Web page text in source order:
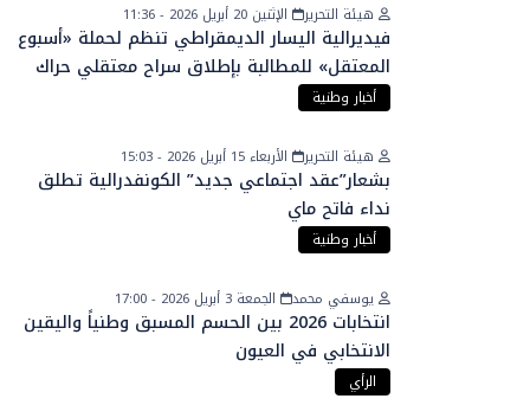
هيئة التحرير الإثنين 20 أبريل 2026 - 11:36
فيديرالية اليسار الديمقراطي تنظم لحملة «أسبوع
المعتقل» للمطالبة بإطلاق سراح معتقلي حراك
الريف
أخبار وطنية
هيئة التحرير الأربعاء 15 أبريل 2026 - 15:03
بشعار”عقد اجتماعي جديد” الكونفدرالية تطلق
نداء فاتح ماي
أخبار وطنية
يوسفي محمد الجمعة 3 أبريل 2026 - 17:00
انتخابات 2026 بين الحسم المسبق وطنياً واليقين
الانتخابي في العيون
الرأي